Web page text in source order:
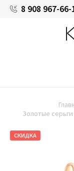
8 908 967-66-
Золотые серьги
СКИДКА